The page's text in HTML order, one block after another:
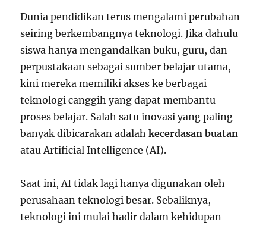
Dunia pendidikan terus mengalami perubahan
seiring berkembangnya teknologi. Jika dahulu
siswa hanya mengandalkan buku, guru, dan
perpustakaan sebagai sumber belajar utama,
kini mereka memiliki akses ke berbagai
teknologi canggih yang dapat membantu
proses belajar. Salah satu inovasi yang paling
banyak dibicarakan adalahkecerdasan buatan
atau Artificial Intelligence (AI).
Saat ini, AI tidak lagi hanya digunakan oleh
perusahaan teknologi besar. Sebaliknya,
teknologi ini mulai hadir dalam kehidupan